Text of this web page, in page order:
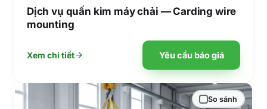
Dịch vụ quấn kim máy chải — Carding wire
mounting
Xem chi tiết Yêu cầu báo giá
So sánh